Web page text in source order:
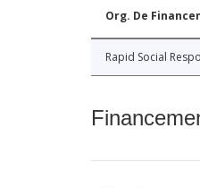
Org. De
Rapid Social